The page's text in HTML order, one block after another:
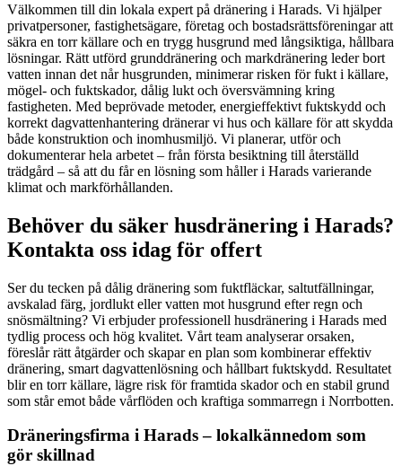
Välkommen till din lokala expert på dränering i Harads. Vi hjälper
privatpersoner, fastighetsägare, företag och bostadsrättsföreningar att
säkra en torr källare och en trygg husgrund med långsiktiga, hållbara
lösningar. Rätt utförd grunddränering och markdränering leder bort
vatten innan det når husgrunden, minimerar risken för fukt i källare,
mögel- och fuktskador, dålig lukt och översvämning kring
fastigheten. Med beprövade metoder, energieffektivt fuktskydd och
korrekt dagvattenhantering dränerar vi hus och källare för att skydda
både konstruktion och inomhusmiljö. Vi planerar, utför och
dokumenterar hela arbetet – från första besiktning till återställd
trädgård – så att du får en lösning som håller i Harads varierande
klimat och markförhållanden.
Behöver du säker husdränering i Harads?
Kontakta oss idag för offert
Ser du tecken på dålig dränering som fuktfläckar, saltutfällningar,
avskalad färg, jordlukt eller vatten mot husgrund efter regn och
snösmältning? Vi erbjuder professionell husdränering i Harads med
tydlig process och hög kvalitet. Vårt team analyserar orsaken,
föreslår rätt åtgärder och skapar en plan som kombinerar effektiv
dränering, smart dagvattenlösning och hållbart fuktskydd. Resultatet
blir en torr källare, lägre risk för framtida skador och en stabil grund
som står emot både vårflöden och kraftiga sommarregn i Norrbotten.
Dräneringsfirma i Harads – lokalkännedom som
gör skillnad